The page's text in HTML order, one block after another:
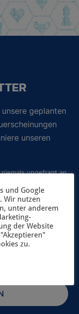
geplanten
unseren
ungefragt an
.
und Google
Wir nutzen
unter anderem
der Website
zu.